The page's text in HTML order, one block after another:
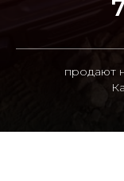
продают